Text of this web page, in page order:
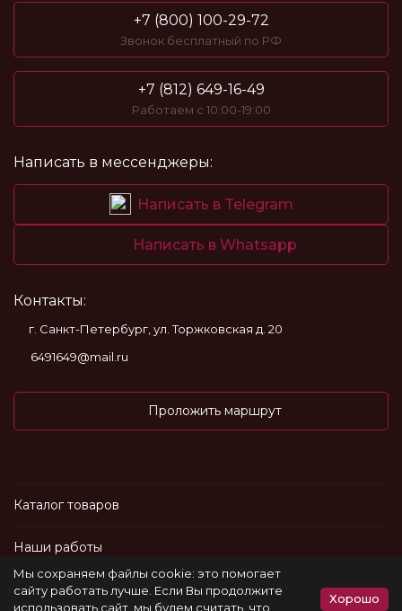
+7 (800) 100-29-72
Звонок бесплатный по РФ
+7 (812) 649-16-49
Работаем с 10:00-19:00
Написать в мессенджеры:
Написать в Telegram
Написать в Whatsapp
Контакты:
г. Санкт-Петербург, ул. Торжковская д. 20
6491649@mail.ru
Проложить маршрут
Каталог товаров
Наши работы
Информация
Мы сохраняем файлы cookie: это помогает
сайту работать лучше. Если Вы продолжите
использовать сайт, мы будем считать, что
Хорошо